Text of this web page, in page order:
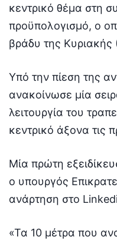
κεντρικό θέμα στη
προϋπολογισμό, ο
βράδυ της Κυριακής
Υπό την πίεση της
ανακοίνωσε μία
λειτουργία του
κεντρικό άξονα τις
Mία πρώτη
ο υπουργός
ανάρτηση στο
«Τα 10 μέτρα που